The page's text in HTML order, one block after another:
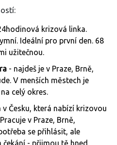
krizová linka.
Ideální pro první den. 68
užitečnou.
- najdeš je v Praze, Brně,
V menších městech je
celý okres.
v Česku, která nabízí krizovou
v Praze, Brně,
se přihlásit, ale
- přijmou tě hned,